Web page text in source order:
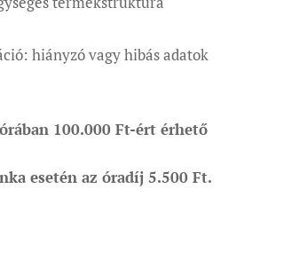
hiányzó vagy hibás adatok
100.000 Ft-ért érhető
esetén az óradíj 5.500 Ft.